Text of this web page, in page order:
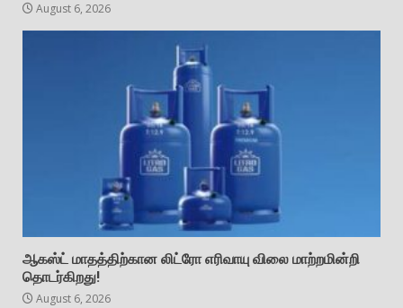
August 6, 2026
ஆகஸ்ட் மாதத்திற்கான லிட்ரோ எரிவாயு விலை மாற்றமின்றி
தொடர்கிறது!
August 6, 2026